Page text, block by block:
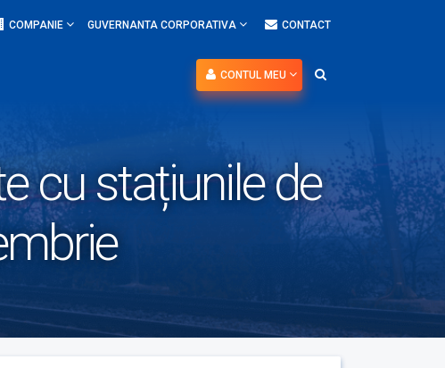
COMPANIE GUVERNANTA CORPORATIVA CONTACT
CONTUL MEU
cu stațiunile de